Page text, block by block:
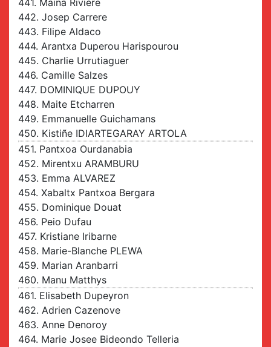
441. Maïna Rivière
442. Josep Carrere
443. Filipe Aldaco
444. Arantxa Duperou Harispourou
445. Charlie Urrutiaguer
446. Camille Salzes
447. DOMINIQUE DUPOUY
448. Maite Etcharren
449. Emmanuelle Guichamans
450. Kistiñe IDIARTEGARAY ARTOLA
451. Pantxoa Ourdanabia
452. Mirentxu ARAMBURU
453. Emma ALVAREZ
454. Xabaltx Pantxoa Bergara
455. Dominique Douat
456. Peio Dufau
457. Kristiane Iribarne
458. Marie-Blanche PLEWA
459. Marian Aranbarri
460. Manu Matthys
461. Elisabeth Dupeyron
462. Adrien Cazenove
463. Anne Denoroy
464. Marie Josee Bideondo Telleria